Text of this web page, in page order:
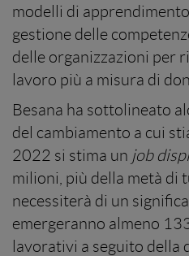
modelli di
gestione delle
delle organizzazioni per
lavoro più a misura di
Besana ha sottolineato
del cambiamento a cui
2022 si stima un job
milioni, più della metà di
necessiterà di un
emergeranno almeno
lavorativi a seguito